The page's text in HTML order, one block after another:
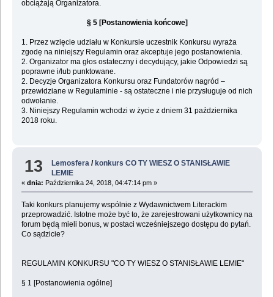
obciążają Organizatora.
§ 5 [Postanowienia końcowe]
1. Przez wzięcie udziału w Konkursie uczestnik Konkursu wyraża
zgodę na niniejszy Regulamin oraz akceptuje jego postanowienia.
2. Organizator ma głos ostateczny i decydujący, jakie Odpowiedzi są
poprawne i/lub punktowane.
2. Decyzje Organizatora Konkursu oraz Fundatorów nagród –
przewidziane w Regulaminie - są ostateczne i nie przysługuje od nich
odwołanie.
3. Niniejszy Regulamin wchodzi w życie z dniem 31 października
2018 roku.
13 Lemosfera /konkurs CO TY WIESZ O STANISŁAWIE
LEMIE
« dnia: Października 24, 2018, 04:47:14 pm »
Taki konkurs planujemy wspólnie z Wydawnictwem Literackim
przeprowadzić. Istotne może być to, że zarejestrowani użytkownicy na
forum będą mieli bonus, w postaci wcześniejszego dostępu do pytań.
Co sądzicie?
REGULAMIN KONKURSU "CO TY WIESZ O STANISŁAWIE LEMIE"
§ 1 [Postanowienia ogólne]